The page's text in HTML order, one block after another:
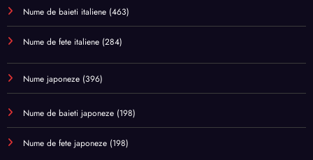
Nume de baieti italiene (463)
Nume de fete italiene (284)
Nume japoneze (396)
Nume de baieti japoneze (198)
Nume de fete japoneze (198)